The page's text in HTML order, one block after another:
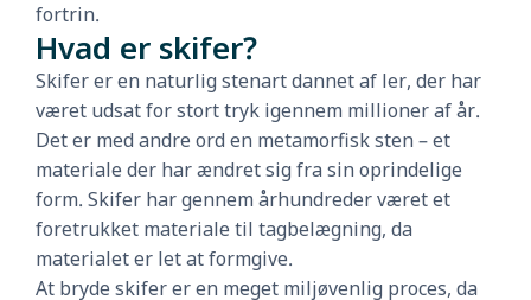
fortrin.
Hvad er skifer?
Skifer er en naturlig stenart dannet af ler, der har
været udsat for stort tryk igennem millioner af år.
Det er med andre ord en metamorfisk sten – et
materiale der har ændret sig fra sin oprindelige
form. Skifer har gennem århundreder været et
foretrukket materiale til tagbelægning, da
materialet er let at formgive.
At bryde skifer er en meget miljøvenlig proces, da